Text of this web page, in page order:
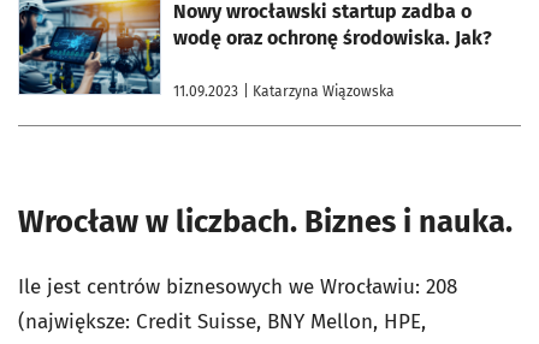
Nowy wrocławski startup zadba o
wodę oraz ochronę środowiska. Jak?
11.09.2023 | Katarzyna Wiązowska
otworzy się w nowej karcie
Wrocław w liczbach. Biznes i nauka.
Ile jest centrów biznesowych we Wrocławiu: 208
(największe: Credit Suisse, BNY Mellon, HPE,